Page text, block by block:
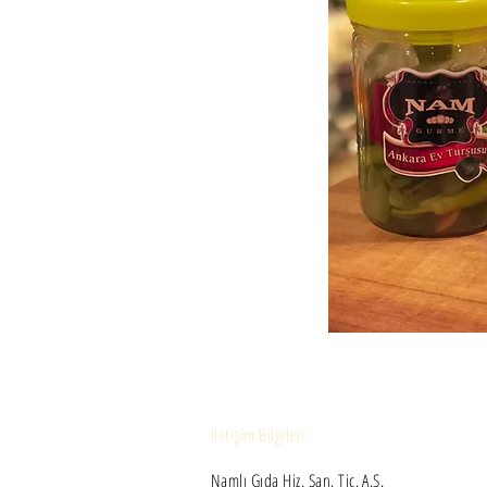
İletişim Bilgileri:
Namlı Gıda Hiz. San. Tic. A.S.